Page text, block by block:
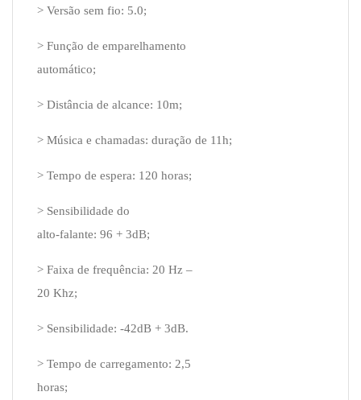
> Versão sem fio: 5.0;
> Função de emparelhamento
automático;
> Distância de alcance: 10m;
> Música e chamadas: duração de 11h;
> Tempo de espera: 120 horas;
> Sensibilidade do
alto-falante: 96 + 3dB;
> Faixa de frequência: 20 Hz –
20 Khz;
> Sensibilidade: -42dB + 3dB.
> Tempo de carregamento: 2,5
horas;